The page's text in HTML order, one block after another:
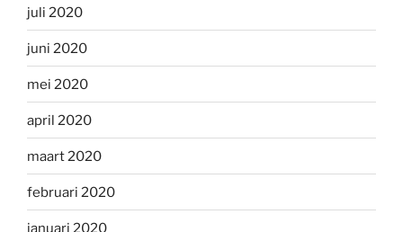
juli 2020
juni 2020
mei 2020
april 2020
maart 2020
februari 2020
januari 2020